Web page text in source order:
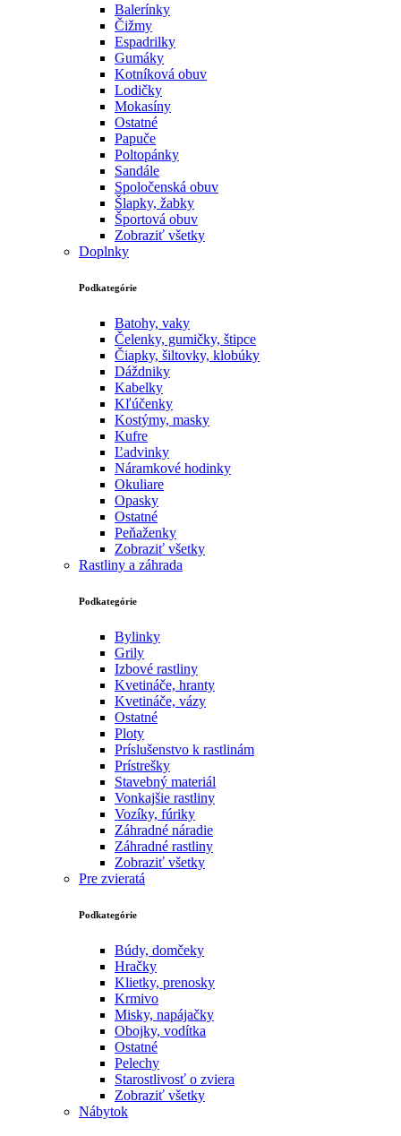
Balerínky
Čižmy
Espadrilky
Gumáky
Kotníková obuv
Lodičky
Mokasíny
Ostatné
Papuče
Poltopánky
Sandále
Spoločenská obuv
Šlapky, žabky
Športová obuv
Zobraziť všetky
Doplnky
Podkategórie
Batohy, vaky
Čelenky, gumičky, štipce
Čiapky, šiltovky, klobúky
Dáždniky
Kabelky
Kľúčenky
Kostýmy, masky
Kufre
Ľadvinky
Náramkové hodinky
Okuliare
Opasky
Ostatné
Peňaženky
Zobraziť všetky
Rastliny a záhrada
Podkategórie
Bylinky
Grily
Izbové rastliny
Kvetináče, hranty
Kvetináče, vázy
Ostatné
Ploty
Príslušenstvo k rastlinám
Prístrešky
Stavebný materiál
Vonkajšie rastliny
Vozíky, fúriky
Záhradné náradie
Záhradné rastliny
Zobraziť všetky
Pre zvieratá
Podkategórie
Búdy, domčeky
Hračky
Klietky, prenosky
Krmivo
Misky, napájačky
Obojky, vodítka
Ostatné
Pelechy
Starostlivosť o zviera
Zobraziť všetky
Nábytok